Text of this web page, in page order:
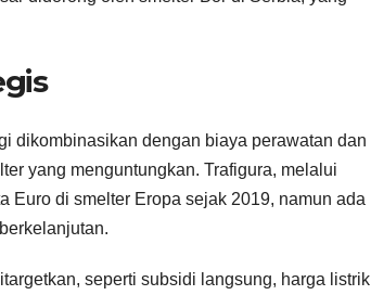
dikombinasikan dengan biaya perawatan dan
yang menguntungkan. Trafigura, melalui
Euro di smelter Eropa sejak 2019, namun ada
seperti subsidi langsung, harga listrik